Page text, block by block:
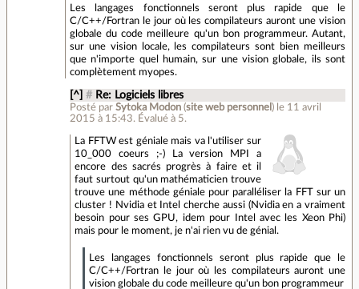
Les langages fonctionnels seront plus rapide que le
C/C++/Fortran le jour où les compilateurs auront une vision
globale du code meilleure qu'un bon programmeur. Autant,
sur une vision locale, les compilateurs sont bien meilleurs
que n'importe quel humain, sur une vision globale, ils sont
complètement myopes.
[^] # Re: Logiciels libres
Posté parSytoka Modon (site web personnel ) le 11 avril
2015 à 15:43. Évalué à 5.
La FFTW est géniale mais va l'utiliser sur
10_000 coeurs ;-) La version MPI a
encore des sacrés progrès à faire et il
faut surtout qu'un mathématicien trouve
trouve une méthode géniale pour paralléliser la FFT sur un
cluster ! Nvidia et Intel cherche aussi (Nvidia en a vraiment
besoin pour ses GPU, idem pour Intel avec les Xeon Phi)
mais pour le moment, je n'ai rien vu de génial.
Les langages fonctionnels seront plus rapide que le
C/C++/Fortran le jour où les compilateurs auront une
vision globale du code meilleure qu'un bon programmeur